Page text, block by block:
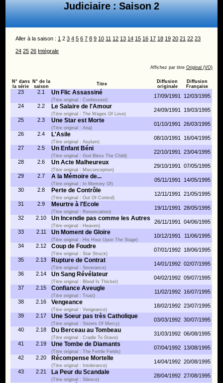
Judiciaire : Saison 2
Aller à la saison : 1 23 4 5 6 7 8 9 10 11 12 13 14 15 16 17 18 19 20 21 22 23
24 25 26 Intégrale
Affichez par titre Original (VO)
N° dans
la série
N° de la
saison
Titre
Diffusion
originale
Diffusion
Française
23 2.1 Un Flic Assassiné
(Titre original : Confession)
17/09/1991
12/03/1995
24
2.2 Le Salaire de l'Amour
(Titre original : The Wages Of Love)
24/09/1991
19/03/1995
25
2.3 Une Star est Morte
(Titre original : Aria)
01/10/1991
26/03/1995
26
2.4 L'Asile
(Titre original : Asylum)
08/10/1991
16/04/1995
27
2.5 Un Enfant Béni
(Titre original : God Bless The Child)
22/10/1991
23/04/1995
28
2.6 Un Acte Malheureux
(Titre original : Misconception)
29/10/1991
07/05/1995
29
2.7 A la Mémoire de...
(Titre original : In Memory Of)
05/11/1991
14/05/1995
30
2.8 Perte de Contrôle
(Titre original : Out Of Control)
12/11/1991
21/05/1995
31
2.9 Meurtre à l'Ecole
(Titre original : Renunciation)
19/11/1991
28/05/1995
32
2.10 Un Incendie pas comme les Autres
(Titre original : Heaven)
26/11/1991
04/06/1995
33
2.11 Un Moment de Gloire
(Titre original : His Hour Upon The Stage)
10/12/1991
11/06/1995
34
2.12 Coup de Foudre
(Titre original : Star Struck)
07/01/1992 18/06/1995
35
2.13 Rupture de Contrat
(Titre original : Severance)
14/01/1992 02/07/1995
36
2.14 Un Sang Révélateur
(Titre original : Blood Is Thicker)
04/02/1992 09/07/1995
37
2.15 Confiance Aveugle
(Titre original : Trust)
11/02/1992
16/07/1995
38
2.16 Vengeance
(Titre original : Vengeance)
18/02/1992 23/07/1995
39
2.17 Une Soeur pas très Catholique
(Titre original : Sisters Of Mercy)
03/03/1992 30/07/1995
40
2.18 Du Berceau au Tombeau
(Titre original : Cradle To Grave)
31/03/1992 06/08/1995
41
2.19 Une Tombe de Diamants
(Titre original : The Fertile Fields)
07/04/1992 13/08/1995
42
2.20 Récompense Mortelle
(Titre original : Intolerance)
14/04/1992 20/08/1995
43
2.21 La Peur du Scandale
(Titre original : Silence)
28/04/1992 27/08/1995